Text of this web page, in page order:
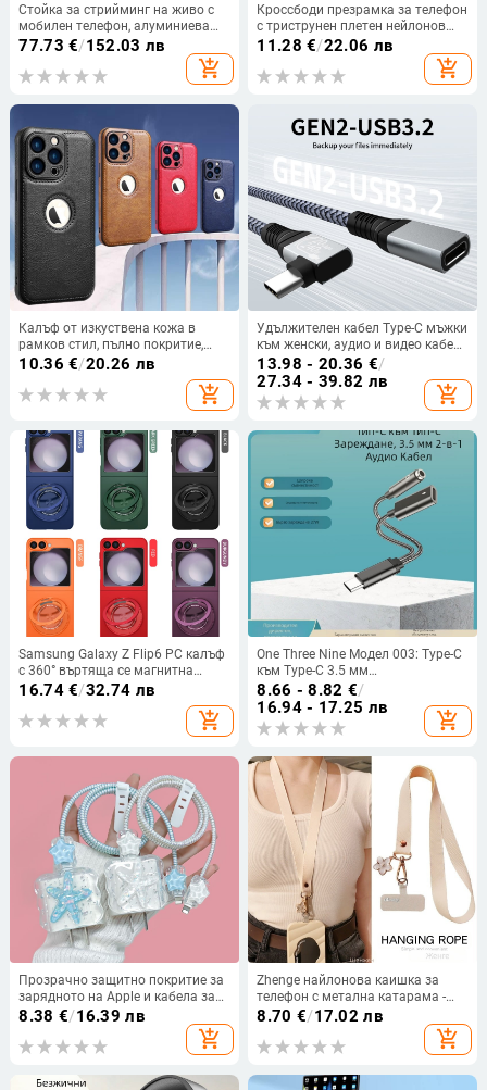
Стойка за стрийминг на живо с
мобилен телефон, алуминиева
сплав, въртене на 360 градуса,
гъвкава табла за легло,
живо с функция за настолно
77.73 €/152.03 лв
add_shopping_cart
Кроссбоди презрамка за телефон
с триструнен плетен нейлонов
шнур и метален катарам, ръчно
геометрично висулка
11.28 €/22.06 лв
add_shopping_cart
Калъф от изкуствена кожа в
рамков стил, пълно покритие,
против падане за iPhone 11–14
10.36 €/20.26 лв
add_shopping_cart
Удължителен кабел Type-C мъжки
към женски, аудио и видео кабел
за данни, 4K проекционен кабел
за екран, адаптер C-към-C женски,
бързо зареждане 20Gbps
13.98 - 20.36 €/
27.34 - 39.82 лв
add_shopping_cart
Samsung Galaxy Z Flip6 PC калъф
с 360° въртяща се магнитна
поставка и кожа‑усещане за 5,43-
16.74€/32.74 лв
add_shopping_cart
One Three Nine Модел 003: Type-C
към Type-C 3.5 мм
двуфункционален аудио адаптер
за слушалки и автомобилна
аудио система с PD зареждане,
съвместим с Huawei и Xiaomi
8.66 - 8.82 €/
16.94 - 17.25 лв
add_shopping_cart
Прозрачно защитно покритие за
зарядното на Apple и кабела за
iPhone 15, 20/18W
8.38 €/16.39 лв
add_shopping_cart
Zhenge найлонова каишка за
телефон с метална катарама -
унисекс, найлонова връзка
8.70 €/17.02 лв
add_shopping_cart